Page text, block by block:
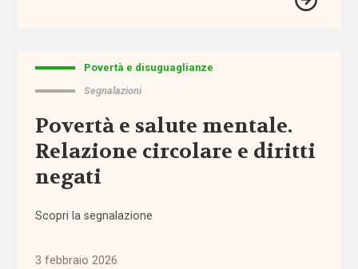
assistenza
assistenza
personale
assistenza
sanitaria
Povertà e disuguaglianze
Segnalazioni
Povertà e salute mentale.
Relazione circolare e diritti
negati
Scopri la segnalazione
3 febbraio 2026